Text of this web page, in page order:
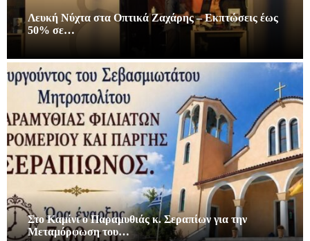
Λευκή Νύχτα στα Οπτικά Ζαχάρης – Εκπτώσεις έως
50% σε…
Στο Καμίνι ο Παραμυθιάς κ. Σεραπίων για την
Μεταμόρφωση του…